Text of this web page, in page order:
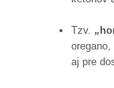
Tzv.
oregano,
aj pre